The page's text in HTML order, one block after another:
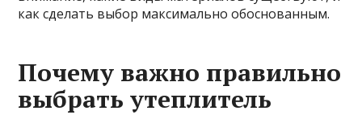
как сделать выбор максимально обоснованным.
Почему важно правильно
выбрать утеплитель